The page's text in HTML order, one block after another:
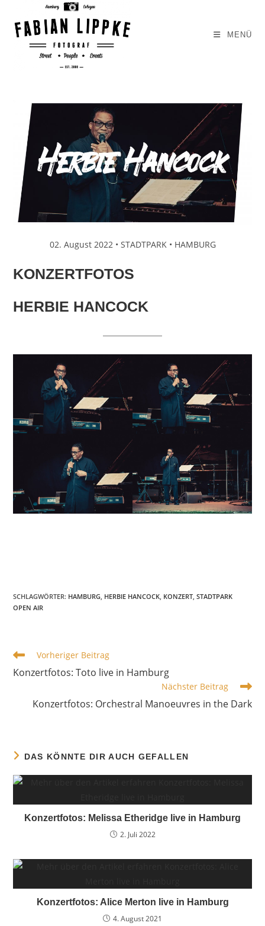
Inhalt
springen
MENÜ
02. August 2022 • STADTPARK • HAMBURG
KONZERTFOTOS
HERBIE HANCOCK
SCHLAGWÖRTER: HAMBURG HERBIE HANCOCK KONZERT STADTPARK
OPEN AIR
WEITERE
ANSEHEN
Vorheriger Beitrag
Konzertfotos: Toto live in Hamburg
Nächster Beitrag
Konzertfotos: Orchestral Manoeuvres in the Dark
DAS KÖNNTE DIR AUCH GEFALLEN
Konzertfotos: Melissa Etheridge live in Hamburg
2. Juli 2022
Konzertfotos: Alice Merton live in Hamburg
4. August 2021